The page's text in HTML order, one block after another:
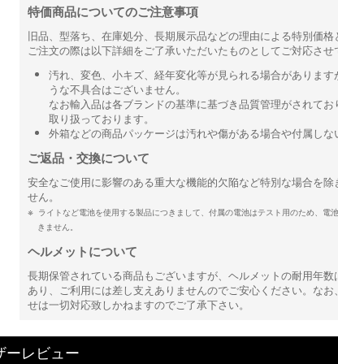
特価商品についてのご注意事項
旧品、型落ち、在庫処分、長期展示品などの理由による特別価格
ご注文の際は以下詳細をご了承いただいたものとしてご対応させ
汚れ、変色、小キズ、経年変化等が見られる場合がありま
うな不具合はございません。
なお輸入品は各ブランドの基準に基づき品質管理がされて
取り扱っております。
外箱などの商品パッケージは汚れや傷がある場合や付属しな
ご返品・交換について
安全なご使用に影響のある重大な機能的欠陥など特別な場合を
せん。
ライトなど電池を使用する製品につきまして、付属の電池はテスト用のため、電
きません。
ヘルメットについて
長期保管されている商品もございますが、ヘルメットの耐用年数
あり、ご利用には差し支えありませんのでご安心ください。な
せは一切対応致しかねますのでご了承下さい。
ーレビュー